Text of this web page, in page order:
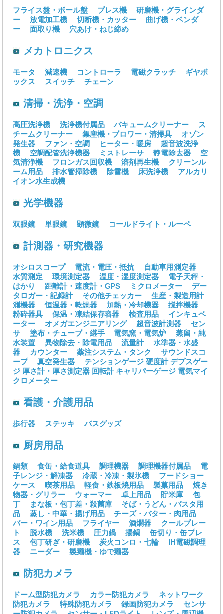
フライス盤・ボール盤 プレス機
研磨機・グラインダ
ー
放電加工機 切断機・カッター
曲げ機・ベンダ
ー
面取り機 穴あけ・ねじ締め
メカトロニクス
モータ 減速機 コントローラ 電磁クラッチ
ギヤボ
ックス
スイッチ チェーン
清掃・洗浄・空調
高圧洗浄機 洗浄機付属品 バキュームクリーナー
ス
チームクリーナー
集塵機・ブロワー・清掃具
オゾン
発生器
ファン・空調 ヒーター・暖房
超音波洗浄
機
空調配管洗浄機器 ミストレーサ 静電除去器
空
気清浄機
フロンガス回収機 溶剤再生機
クリーンル
ーム用品
排水管掃除機 除雪機 床洗浄機
アルカリ
イオン水生成機
光学機器
双眼鏡 単眼鏡 顕微鏡 コールドライト・ルーペ
計測器・研究機器
オシロスコープ 電流・電圧・抵抗
自動車用測定器
水質測定
環境測定器 温度・湿度測定器
電子天秤・
はかり
距離計・速度計・GPS ミクロメーター
デー
タロガー・記録計
その他チェッカー
生産・製造用計
測機器
恒温器・乾燥器 加熱・冷却機器
撹拌機器
粉砕器具
保温・凍結保存容器 検査用品
インキュベ
ーター
オメガエンジニアリング 超音波計測器
セン
サ
塗布・チューブ・継手 電気窯・電気炉
蒸留・純
水装置
異物除去・除電用品 流量計
水準器・水盛
器
カウンター 薬注システム・タンク
サウンドスコ
ープ
真空発生器 テンションゲージ 硬度計 デプスゲー
ジ 厚さ計・厚さ測定器 回転計 キャリパーゲージ 電気マイ
クロメーター
看護・介護用品
歩行器 ステッキ バスグッズ
厨房用品
鍋類 食缶・給食道具 調理機器 調理機器付属品
電
子レンジ・解凍器
冷蔵・冷凍・製氷機
フードショー
ケース
喫茶用品 軽食・鉄板焼用品 製菓用品
焼き
物器・グリラー
ウォーマー 卓上用品 貯米庫
包
丁
まな板・包丁差・殺菌庫
そば・うどん・パスタ用
品
蒸し・中華・揚げ用品
チーズ・バター・肉用品
バー・ワイン用品
フライヤー 酒燗器
クールプレー
ト
脱水機 洗米機 圧力鍋 揚鍋
缶切り・缶プレ
ス
包丁研ぎ・研磨機 炭火コンロ・七輪
IH電磁調理
器
ニーダー 製麺機・ゆで麺器
防犯カメラ
ドーム型防犯カメラ カラー防犯カメラ
ネットワーク
防犯カメラ
特殊防犯カメラ 録画防犯カメラ
センサ